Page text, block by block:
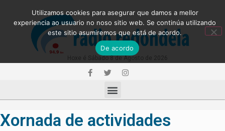
Xornada de actividades
Utilizamos cookies para asegurar que damos a mellor
experiencia ao usuario no noso sitio web. Se continúa utilizando
este sitio asumiremos que está de acordo.
De acordo